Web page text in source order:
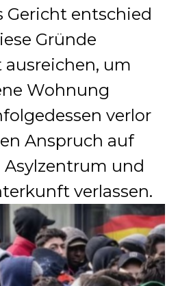
Gericht entschied
Gründe
um
Wohnung
verlor
Anspruch auf
und
verlassen.